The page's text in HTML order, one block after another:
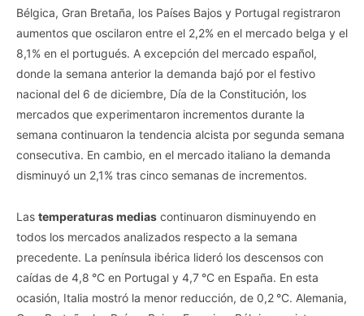
Bélgica, Gran Bretaña, los Países Bajos y Portugal registraron
aumentos que oscilaron entre el 2,2% en el mercado belga y el
8,1% en el portugués. A excepción del mercado español,
donde la semana anterior la demanda bajó por el festivo
nacional del 6 de diciembre, Día de la Constitución, los
mercados que experimentaron incrementos durante la
semana continuaron la tendencia alcista por segunda semana
consecutiva. En cambio, en el mercado italiano la demanda
disminuyó un 2,1% tras cinco semanas de incrementos.
Las temperaturas medias continuaron disminuyendo en
todos los mercados analizados respecto a la semana
precedente. La península ibérica lideró los descensos con
caídas de 4,8 °C en Portugal y 4,7 °C en España. En esta
ocasión, Italia mostró la menor reducción, de 0,2 °C. Alemania,